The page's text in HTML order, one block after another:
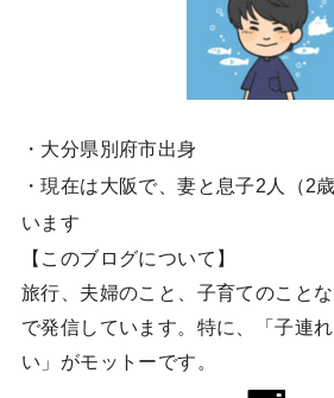
・大分県別府市出身
・現在は大阪で、妻と息子2人（2
います
【このブログについて】
旅行、夫婦のこと、子育てのこと
で発信しています。特に、「子連
い」がモットーです。